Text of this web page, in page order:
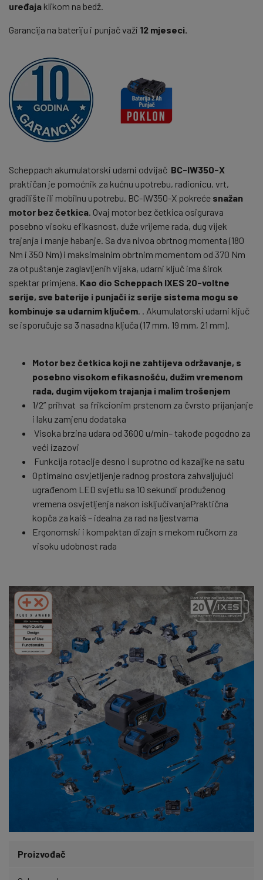
uređaja klikom na bedž.
Garancija na bateriju i punjač važi 12 mjeseci.
Scheppach akumulatorski udarni odvijač BC-IW350-X
praktičan je pomoćnik za kućnu upotrebu, radionicu, vrt,
gradilište ili mobilnu upotrebu. BC-IW350-X pokreće snažan
motor bez četkica. Ovaj motor bez četkica osigurava
posebno visoku efikasnost, duže vrijeme rada, dug vijek
trajanja i manje habanje. Sa dva nivoa obrtnog momenta (180
Nm i 350 Nm) i maksimalnim obrtnim momentom od 370 Nm
za otpuštanje zaglavljenih vijaka, udarni ključ ima širok
spektar primjena. Kao dio Scheppach IXES 20-voltne
serije, sve baterije i punjači iz serije sistema mogu se
kombinuje sa udarnim ključem. . Akumulatorski udarni ključ
se isporučuje sa 3 nasadna ključa (17 mm, 19 mm, 21 mm).
Motor bez četkica koji ne zahtijeva održavanje, s
posebno visokom efikasnošću, dužim vremenom
rada, dugim vijekom trajanja i malim trošenjem
1/2” prihvat sa frikcionim prstenom za čvrsto prijanjanje
i laku zamjenu dodataka
Visoka brzina udara od 3600 u/min– takođe pogodno za
veći izazovi
Funkcija rotacije desno i suprotno od kazaljke na satu
Optimalno osvjetljenje radnog prostora zahvaljujući
ugrađenom LED svjetlu sa 10 sekundi produženog
vremena osvjetljenja nakon isključivanjaPraktična
kopča za kaiš – idealna za rad na ljestvama
Ergonomski i kompaktan dizajn s mekom ručkom za
visoku udobnost rada
Proizvođač